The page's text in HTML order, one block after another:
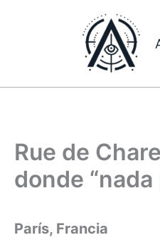
Rue de
donde “nada
París, Francia